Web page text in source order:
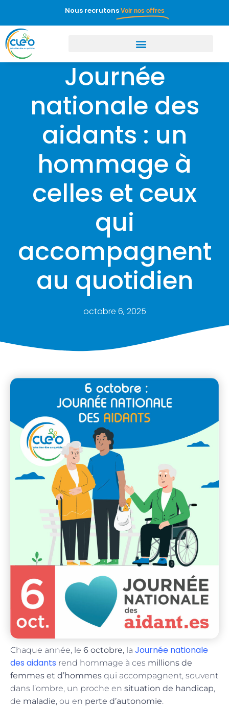
Nous recrutons Voir nos offres
Journée
nationale des
aidants : un
hommage à
celles et ceux
qui
accompagnent
au quotidien
octobre 6, 2025
Chaque année, le 6 octobre, la Journée nationale
des aidants rend hommage à ces millions de
femmes et d’hommes qui accompagnent, souvent
dans l’ombre, un proche en situation de handicap,
de maladie, ou en perte d’autonomie.